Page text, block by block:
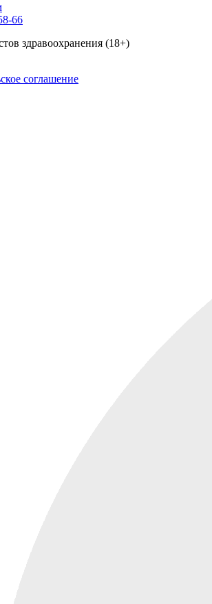
66
здравоохранения (18+)
соглашение